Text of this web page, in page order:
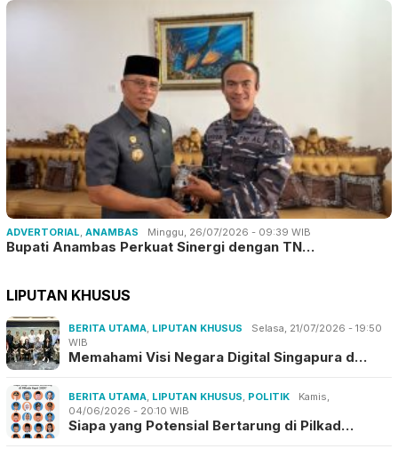
ADVERTORIAL, ANAMBAS Minggu, 26/07/2026 - 09:39 WIB
Bupati Anambas Perkuat Sinergi dengan TN…
LIPUTAN KHUSUS
BERITA UTAMA, LIPUTAN KHUSUS
Selasa, 21/07/2026 - 19:50
WIB
Memahami Visi Negara Digital Singapura d…
BERITA UTAMA, LIPUTAN KHUSUS, POLITIK
Kamis,
04/06/2026 - 20:10 WIB
Siapa yang Potensial Bertarung di Pilkad…